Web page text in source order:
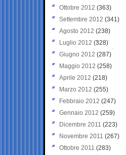
Ottobre 2012 (363)
Settembre 2012 (341)
Agosto 2012 (238)
Luglio 2012 (328)
Giugno 2012 (287)
Maggio 2012 (258)
Aprile 2012 (218)
Marzo 2012 (255)
Febbraio 2012 (247)
Gennaio 2012 (259)
Dicembre 2011 (223)
Novembre 2011 (267)
Ottobre 2011 (283)